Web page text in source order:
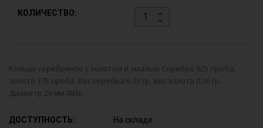
КОЛИЧЕСТВО:
Кольцо серебряное с золотом и эмалью Серебро 925 проба,
золото 375 проба. Вес серебра 6.03 гр, вес золота 0.26 гр.
Диаметр 26 мм 483к
ДОСТУПНОСТЬ: На складе